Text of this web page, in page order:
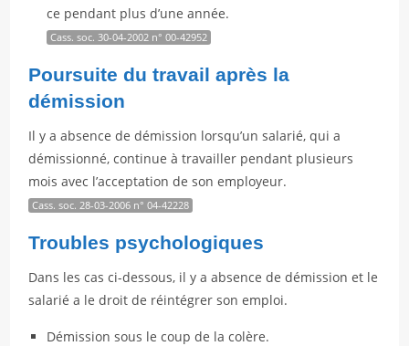
ce pendant plus d’une année.
Cass. soc. 30-04-2002 n° 00-42952
Poursuite du travail après la
démission
Il y a absence de démission lorsqu’un salarié, qui a
démissionné, continue à travailler pendant plusieurs
mois avec l’acceptation de son employeur.
Cass. soc. 28-03-2006 n° 04-42228
Troubles psychologiques
Dans les cas ci-dessous, il y a absence de démission et le
salarié a le droit de réintégrer son emploi.
Démission sous le coup de la colère.